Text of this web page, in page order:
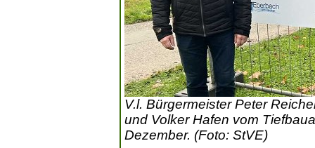
V.l. Bürgermeister Peter
und Volker Hafen vom
Dezember. (Foto: StVE)